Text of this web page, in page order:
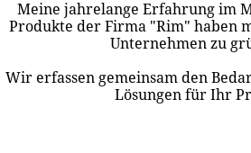
Meine jahrelange Erfahrung im
Produkte der Firma "Rim" haben
Unternehmen zu
Wir erfassen gemeinsam den
Lösungen für Ihr